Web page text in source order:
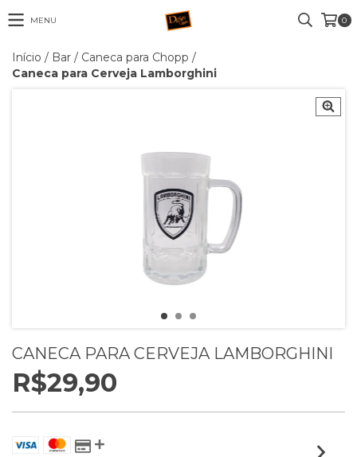
MENU 0
Início / Bar / Caneca para Chopp /
Caneca para Cerveja Lamborghini
CANECA PARA CERVEJA LAMBORGHINI
R$29,90